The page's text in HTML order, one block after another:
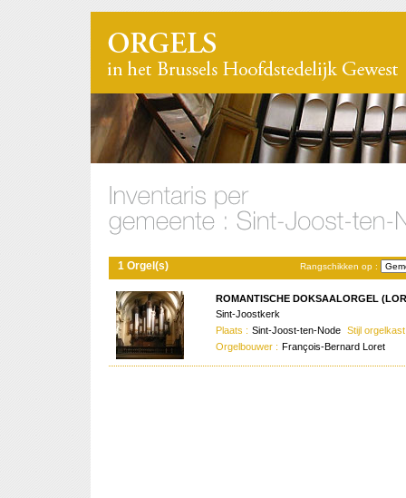
Rangschikken op :
1 Orgel(s)
ROMANTISCHE DOKSAALORGEL
Sint-Joostkerk
Plaats : Sint-Joost-ten-Node Stijl
Orgelbouwer : François-Bernard Loret